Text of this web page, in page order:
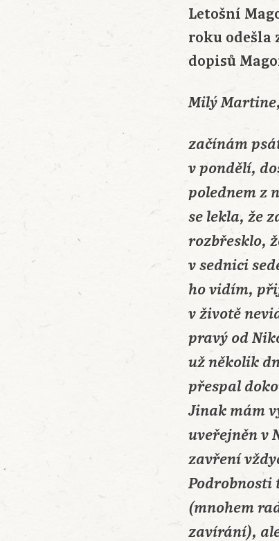
Letošní
roku odešla
dopisů
Milý Martine,
začínám
v pondělí,
polednem z
se lekla, že
rozbřesklo,
v sednici
ho vidím,
v životě
pravý od
už několik
přespal
Jinak mám
uveřejněn v
zavření
Podrobnosti
(mnohem
zavírání),